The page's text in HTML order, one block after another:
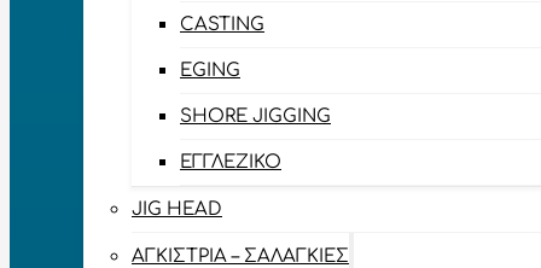
CASTING
EGING
SHORE JIGGING
ΕΓΓΛΈΖΙΚΟ
JIG HEAD
ΑΓΚΊΣΤΡΙΑ – ΣΑΛΑΓΚΙΈΣ